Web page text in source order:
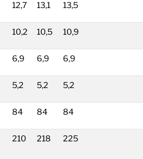
12,7 13,1 13,5
10,2 10,5 10,9
6,9 6,9 6,9
5,2 5,2 5,2
84 84 84
210 218 225